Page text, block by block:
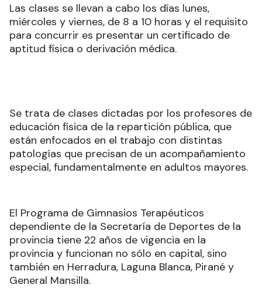
Las clases se llevan a cabo los días lunes,
miércoles y viernes, de 8 a 10 horas y el requisito
para concurrir es presentar un certificado de
aptitud física o derivación médica.
Se trata de clases dictadas por los profesores de
educación física de la repartición pública, que
están enfocados en el trabajo con distintas
patologías que precisan de un acompañamiento
especial, fundamentalmente en adultos mayores.
El Programa de Gimnasios Terapéuticos
dependiente de la Secretaría de Deportes de la
provincia tiene 22 años de vigencia en la
provincia y funcionan no sólo en capital, sino
también en Herradura, Laguna Blanca, Pirané y
General Mansilla.